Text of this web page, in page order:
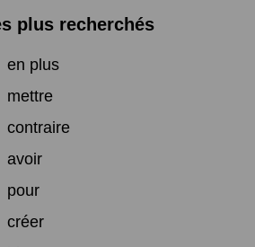
plus recherchés
en plus
mettre
contraire
avoir
pour
créer